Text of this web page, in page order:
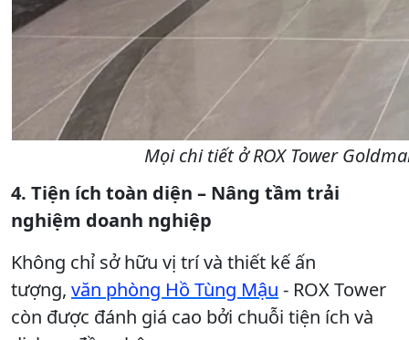
Mọi chi tiết ở ROX Tower
4. Tiện ích toàn diện – Nâng tầm trải
nghiệm doanh nghiệp
Không chỉ sở hữu vị trí và thiết kế ấn
tượng, văn phòng Hồ Tùng Mậu - ROX Tower
còn được đánh giá cao bởi chuỗi tiện ích và